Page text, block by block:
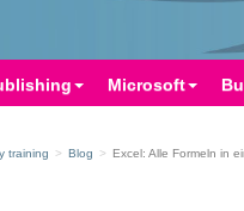
Microsoft
training Blog Excel: Alle Formeln in